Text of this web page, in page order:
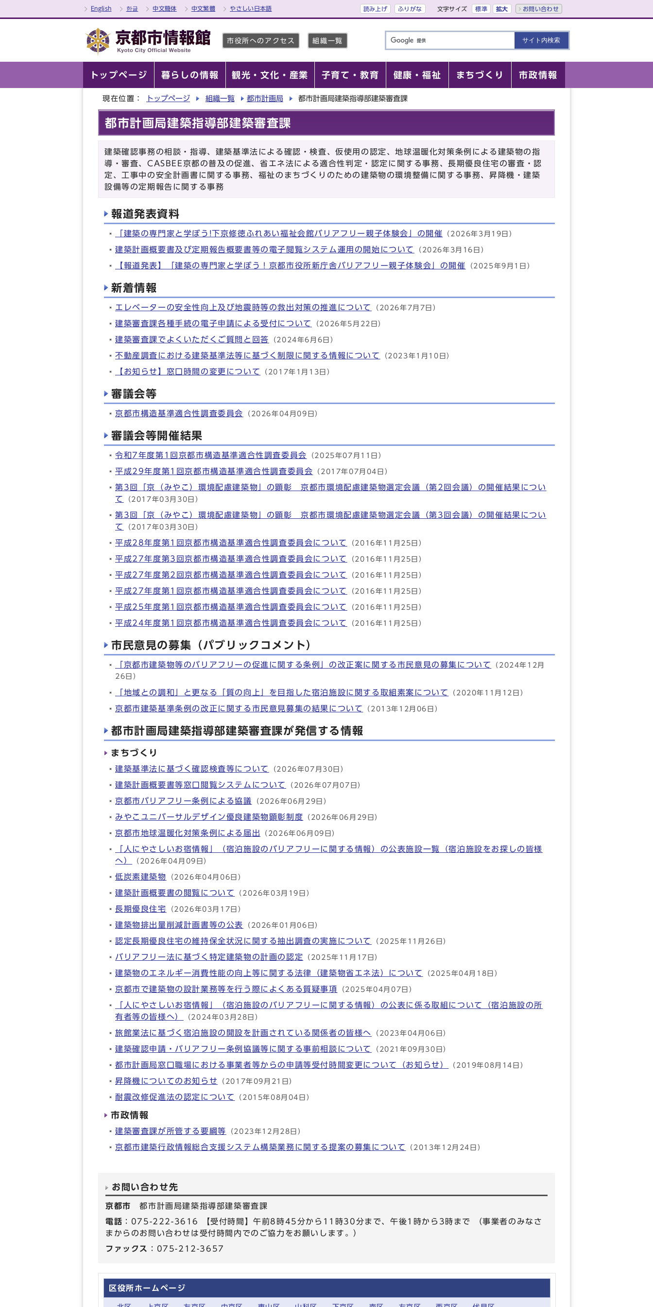
English 한글 中文簡体 中文繁體 やさしい日本語 読み上げ ふりがな 文字サイズ 標準 拡大 お問い合わせ
市役所へのアクセス 組織一覧
トップページ 暮らしの情報 観光・文化・産業 子育て・教育 健康・福祉 まちづくり 市政情報
現在位置： トップページ 組織一覧 都市計画局 都市計画局建築指導部建築審査課
都市計画局建築指導部建築審査課
建築確認事務の相談・指導、建築基準法による確認・検査、仮使用の認定、地球温暖化対策条例による建築物の指
導・審査、CASBEE京都の普及の促進、省エネ法による適合性判定・認定に関する事務、長期優良住宅の審査・認
定、工事中の安全計画書に関する事務、福祉のまちづくりのための建築物の環境整備に関する事務、昇降機・建築
設備等の定期報告に関する事務
報道発表資料
「建築の専門家と学ぼう!下京修徳ふれあい福祉会館バリアフリー親子体験会」の開催 （2026年3月19日）
建築計画概要書及び定期報告概要書等の電子閲覧システム運用の開始について （2026年3月16日）
【報道発表】「建築の専門家と学ぼう！京都市役所新庁舎バリアフリー親子体験会」の開催 （2025年9月1日）
新着情報
エレベーターの安全性向上及び地震時等の救出対策の推進について （2026年7月7日）
建築審査課各種手続の電子申請による受付について （2026年5月22日）
建築審査課でよくいただくご質問と回答 （2024年6月6日）
不動産調査における建築基準法等に基づく制限に関する情報について （2023年1月10日）
【お知らせ】窓口時間の変更について （2017年1月13日）
審議会等
京都市構造基準適合性調査委員会 （2026年04月09日）
審議会等開催結果
令和7年度第1回京都市構造基準適合性調査委員会 （2025年07月11日）
平成29年度第1回京都市構造基準適合性調査委員会 （2017年07月04日）
第3回「京（みやこ）環境配慮建築物」の顕彰 京都市環境配慮建築物選定会議（第2回会議）の開催結果につい
て
（2017年03月30日）
第3回「京（みやこ）環境配慮建築物」の顕彰 京都市環境配慮建築物選定会議（第3回会議）の開催結果につい
て
（2017年03月30日）
平成28年度第1回京都市構造基準適合性調査委員会について （2016年11月25日）
平成27年度第3回京都市構造基準適合性調査委員会について （2016年11月25日）
平成27年度第2回京都市構造基準適合性調査委員会について （2016年11月25日）
平成27年度第1回京都市構造基準適合性調査委員会について （2016年11月25日）
平成25年度第1回京都市構造基準適合性調査委員会について （2016年11月25日）
平成24年度第1回京都市構造基準適合性調査委員会について （2016年11月25日）
市民意見の募集（パブリックコメント）
「京都市建築物等のバリアフリーの促進に関する条例」の改正案に関する市民意見の募集について （2024年12月
26日）
「地域との調和」と更なる「質の向上」を目指した宿泊施設に関する取組素案について
（2020年11月12日）
京都市建築基準条例の改正に関する市民意見募集の結果について （2013年12月06日）
都市計画局建築指導部建築審査課が発信する情報
まちづくり
建築基準法に基づく確認検査等について （2026年07月30日）
建築計画概要書等窓口閲覧システムについて （2026年07月07日）
京都市バリアフリー条例による協議 （2026年06月29日）
みやこユニバーサルデザイン優良建築物顕彰制度 （2026年06月29日）
京都市地球温暖化対策条例による届出 （2026年06月09日）
「人にやさしいお宿情報」（宿泊施設のバリアフリーに関する情報）の公表施設一覧（宿泊施設をお探しの皆様
へ）
（2026年04月09日）
低炭素建築物 （2026年04月06日）
建築計画概要書の閲覧について （2026年03月19日）
長期優良住宅 （2026年03月17日）
建築物排出量削減計画書等の公表 （2026年01月06日）
認定長期優良住宅の維持保全状況に関する抽出調査の実施について （2025年11月26日）
バリアフリー法に基づく特定建築物の計画の認定 （2025年11月17日）
建築物のエネルギー消費性能の向上等に関する法律（建築物省エネ法）について （2025年04月18日）
京都市で建築物の設計業務等を行う際によくある質疑事項 （2025年04月07日）
「人にやさしいお宿情報」（宿泊施設のバリアフリーに関する情報）の公表に係る取組について（宿泊施設の所
有者等の皆様へ）
（2024年03月28日）
旅館業法に基づく宿泊施設の開設を計画されている関係者の皆様へ （2023年04月06日）
建築確認申請・バリアフリー条例協議等に関する事前相談について （2021年09月30日）
都市計画局窓口職場における事業者等からの申請等受付時間変更について（お知らせ） （2019年08月14日）
昇降機についてのお知らせ （2017年09月21日）
耐震改修促進法の認定について （2015年08月04日）
市政情報
建築審査課が所管する要綱等 （2023年12月28日）
京都市建築行政情報総合支援システム構築業務に関する提案の募集について （2013年12月24日）
お問い合わせ先
京都市
都市計画局建築指導部建築審査課
電話 ：075-222-3616 【受付時間】午前8時45分から11時30分まで、午後1時から3時まで （事業者のみなさ
まからのお問い合わせは受付時間内でのご協力をお願いします。）
ファックス
：075-212-3657
区役所ホームページ